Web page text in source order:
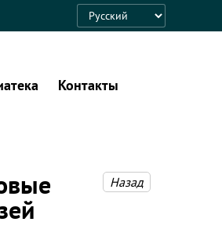
Language
Контакты
Назад